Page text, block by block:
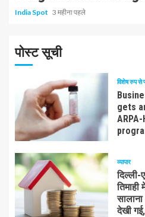
India Spot 3 महीना पहले
पोस्ट सूची
विशेष रुप से
gets
व्यापार
देखी